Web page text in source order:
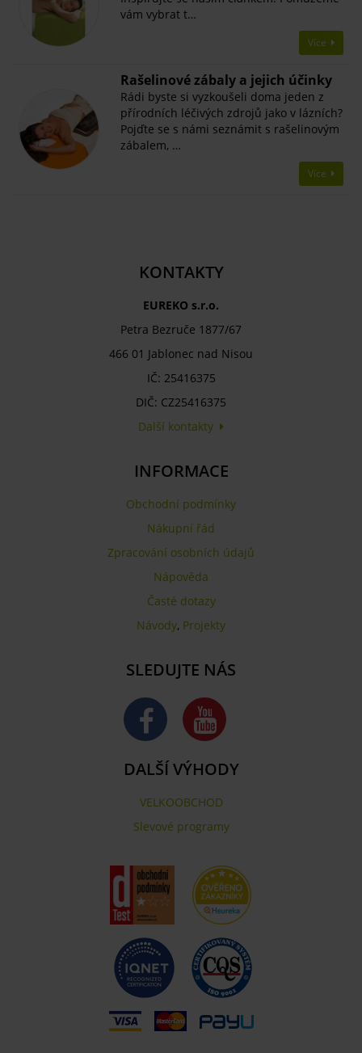
vám vybrat t…
Více
Rašelinové zábaly a jejich účinky
Rádi byste si vyzkoušeli doma jeden z
přírodních léčivých zdrojů jako v lázních?
Pojďte se s námi seznámit s rašelinovým
zábalem, …
Více
KONTAKTY
EUREKO s.r.o.
Petra Bezruče 1877/67
466 01 Jablonec nad Nisou
IČ: 25416375
DIČ: CZ25416375
Další kontakty
INFORMACE
Obchodní podmínky
Nákupní řád
Zpracování osobních údajů
Nápověda
Časté dotazy
Návody, Projekty
SLEDUJTE NÁS
DALŠÍ VÝHODY
VELKOOBCHOD
Slevové programy